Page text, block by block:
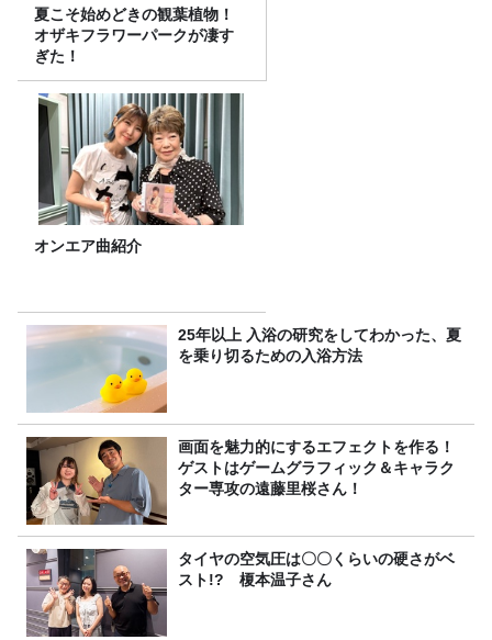
夏こそ始めどきの観葉植物！
オザキフラワーパークが凄す
ぎた！
オンエア曲紹介
25年以上 入浴の研究をしてわかった、夏
を乗り切るための入浴方法
画面を魅力的にするエフェクトを作る！
ゲストはゲームグラフィック＆キャラク
ター専攻の遠藤里桜さん！
タイヤの空気圧は〇〇くらいの硬さがベ
スト!? 榎本温子さん